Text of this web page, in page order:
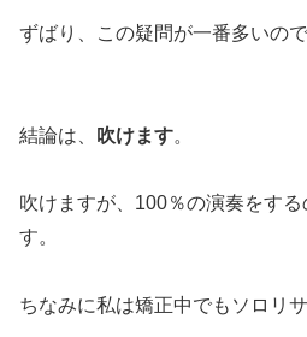
ずばり、この疑問が一番多いの
結論は、 吹けます。
吹けますが、100％の演奏をす
す。
ちなみに私は矯正中でもソロリ